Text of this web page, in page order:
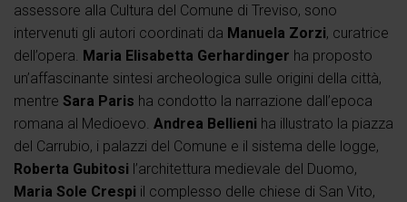
assessore alla Cultura del Comune di Treviso, sono
intervenuti gli autori coordinati da Manuela Zorzi, curatrice
dell’opera. Maria Elisabetta Gerhardinger ha proposto
un’affascinante sintesi archeologica sulle origini della città,
mentre Sara Paris ha condotto la narrazione dall’epoca
romana al Medioevo. Andrea Bellieni ha illustrato la piazza
del Carrubio, i palazzi del Comune e il sistema delle logge,
Roberta Gubitosi l’architettura medievale del Duomo,
Maria Sole Crespi il complesso delle chiese di San Vito,